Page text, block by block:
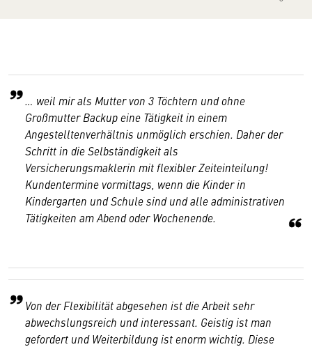
… weil mir als Mutter von 3 Töchtern und ohne
Großmutter Backup eine Tätigkeit in einem
Angestelltenverhältnis unmöglich erschien. Daher der
Schritt in die Selbständigkeit als
Versicherungsmaklerin mit flexibler Zeiteinteilung!
Kundentermine vormittags, wenn die Kinder in
Kindergarten und Schule sind und alle administrativen
Tätigkeiten am Abend oder Wochenende.
Von der Flexibilität abgesehen ist die Arbeit sehr
abwechslungsreich und interessant. Geistig ist man
gefordert und Weiterbildung ist enorm wichtig. Diese